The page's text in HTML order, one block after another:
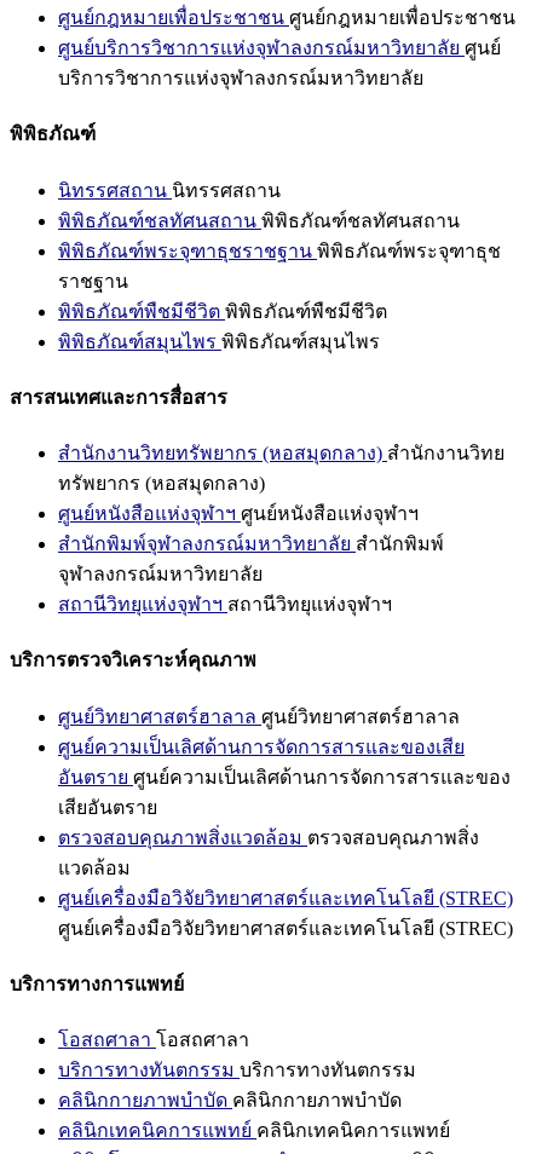
ศูนย์กฎหมายเพื่อประชาชน ศูนย์กฎหมายเพื่อประชาชน
ศูนย์บริการวิชาการแห่งจุฬาลงกรณ์มหาวิทยาลัย ศูนย์
บริการวิชาการแห่งจุฬาลงกรณ์มหาวิทยาลัย
พิพิธภัณฑ์
นิทรรศสถาน นิทรรศสถาน
พิพิธภัณฑ์ชลทัศนสถาน พิพิธภัณฑ์ชลทัศนสถาน
พิพิธภัณฑ์พระจุฑาธุชราชฐาน พิพิธภัณฑ์พระจุฑาธุช
ราชฐาน
พิพิธภัณฑ์พืชมีชีวิต พิพิธภัณฑ์พืชมีชีวิต
พิพิธภัณฑ์สมุนไพร พิพิธภัณฑ์สมุนไพร
สารสนเทศและการสื่อสาร
สำนักงานวิทยทรัพยากร (หอสมุดกลาง) สำนักงานวิทย
ทรัพยากร (หอสมุดกลาง)
ศูนย์หนังสือแห่งจุฬาฯ ศูนย์หนังสือแห่งจุฬาฯ
สำนักพิมพ์จุฬาลงกรณ์มหาวิทยาลัย สำนักพิมพ์
จุฬาลงกรณ์มหาวิทยาลัย
สถานีวิทยุแห่งจุฬาฯ สถานีวิทยุแห่งจุฬาฯ
บริการตรวจวิเคราะห์คุณภาพ
ศูนย์วิทยาศาสตร์ฮาลาล ศูนย์วิทยาศาสตร์ฮาลาล
ศูนย์ความเป็นเลิศด้านการจัดการสารและของเสีย
อันตราย ศูนย์ความเป็นเลิศด้านการจัดการสารและของ
เสียอันตราย
ตรวจสอบคุณภาพสิ่งแวดล้อม ตรวจสอบคุณภาพสิ่ง
แวดล้อม
ศูนย์เครื่องมือวิจัยวิทยาศาสตร์และเทคโนโลยี (STREC)
ศูนย์เครื่องมือวิจัยวิทยาศาสตร์และเทคโนโลยี (STREC)
บริการทางการแพทย์
โอสถศาลา โอสถศาลา
บริการทางทันตกรรม บริการทางทันตกรรม
คลินิกกายภาพบำบัด คลินิกกายภาพบำบัด
คลินิกเทคนิคการแพทย์ คลินิกเทคนิคการแพทย์